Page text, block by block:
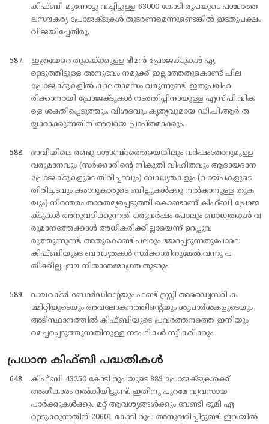
കിഫ്ബി മുന്നോട്ടു വച്ചിട്ടുള്ള 63000 കോടി രൂപയുടെ പശ്ചാത്ത
ലസൗകര്യ പ്രോജക്ടുകള്‍ തുടരണമെന്നുണ്ടെങ്കില്‍ ഇടതുപക്ഷം
വിജയിച്ചേതീരൂ.
ഇത്രയേറെ തുകയ്ക്കുള്ള ഭീമന്‍ പ്രോജക്ടുകള്‍ ഏ
റ്റെടുത്തിട്ടുള്ള അനുഭവം നമുക്ക് ഇല്ലാത്തതുകൊണ്ട് ചില
പ്രോജക്ടുകളില്‍ കാലതാമസം വരുന്നുണ്ട്. ഇതുപരിഹ
രിക്കാനായി പ്രോജക്ടുകള്‍ നടത്തിപ്പിനായുള്ള എസ്.പി.വിക
ളെ ശക്തിപ്പെടുത്തും. വിശദവും കൃത്യവുമായ ഡി.പി.ആര്‍ ത
യ്യാറാക്കുന്നതിന് അവയെ പ്രാപ്തമാക്കും.
ഭാവിയിലെ രണ്ടു ദശാബ്ദത്തെയെങ്കിലും വര്‍ഷംതോറുമുള്ള
വരുമാനവും (സര്‍ക്കാരിന്റെ നികുതി വിഹിതവും ആദായദാന
പ്രോജക്ടുകളുടെ തിരിച്ചടവും) ബാധ്യതകളും (വായ്പകളുടെ
തിരിച്ചടവും കരാറുകാരുടെ ബില്ലുകള്‍ക്കു നല്‍കാനുള്ള തുക
യും) നിരന്തരം താരതമ്യപ്പെടുത്തി കൊണ്ടാണ് കിഫ്ബി പ്രോജ
ക്ടുകള്‍ അനുവദിക്കുന്നത്. ഒരുവര്‍ഷം പോലും ബാധ്യതകള്‍ വ
രുമാനത്തേക്കാള്‍ അധികരിക്കില്ലായെന്ന് ഉറപ്പുവ
രുത്തുന്നുണ്ട്. അതുകൊണ്ട് പലരും ഭയപ്പെടുന്നതുപോലെ
കിഫ്ബിയുടെ ബാധ്യതകള്‍ സര്‍ക്കാരിനുമേല്‍ വന്നു പ
തിക്കില്ല. ഈ നിതാന്തജാഗ്രത തുടരും.
ഡയറക്ടര്‍ ബോര്‍ഡിന്റെയും ഫണ്ട് ട്രസ്റ്റി അഡ്വൈസറി ക
മ്മിറ്റിയുടെയും അവലോകനത്തിന്റെയും ശുപാര്‍ശകളുടെയും
അടിസ്ഥാനത്തില്‍ കിഫ്ബിയുടെ പ്രവര്‍ത്തനത്തെ ഇനിയും
മെച്ചപ്പെടുത്തുന്നതിനുള്ള നടപടികള്‍ സ്വീകരിക്കും.
പ്രധാന കിഫ്ബി പദ്ധതികൾ
കിഫ്ബി 43250 കോടി രൂപയുടെ 889 പ്രോജക്ടുകള്‍ക്ക്
അംഗീകാരം നല്‍കിയിട്ടുണ്ട്. ഇതിനു പുറമേ വ്യവസായ
പാര്‍ക്കുകള്‍ക്കും മറ്റ് ആവശ്യങ്ങള്‍ക്കും വേണ്ടി ഭൂമി ഏ
റ്റെടുക്കുന്നതിന് 20601 കോടി രൂപ അനുവദിച്ചിട്ടുണ്ട്. ഇവയില്‍